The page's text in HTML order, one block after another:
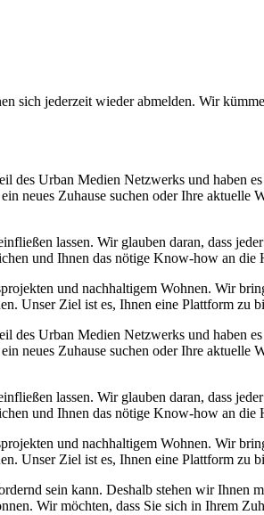
sich jederzeit wieder abmelden. Wir
Urban Medien Netzwerks und haben
neues Zuhause suchen oder Ihre
lassen. Wir glauben daran, dass
und Ihnen das nötige Know-how an die
und nachhaltigem Wohnen. Wir
Unser Ziel ist es, Ihnen eine Plattform zu
Urban Medien Netzwerks und haben
neues Zuhause suchen oder Ihre
lassen. Wir glauben daran, dass
und Ihnen das nötige Know-how an die
und nachhaltigem Wohnen. Wir
Unser Ziel ist es, Ihnen eine Plattform zu
sein kann. Deshalb stehen wir Ihnen
Wir möchten, dass Sie sich in Ihrem